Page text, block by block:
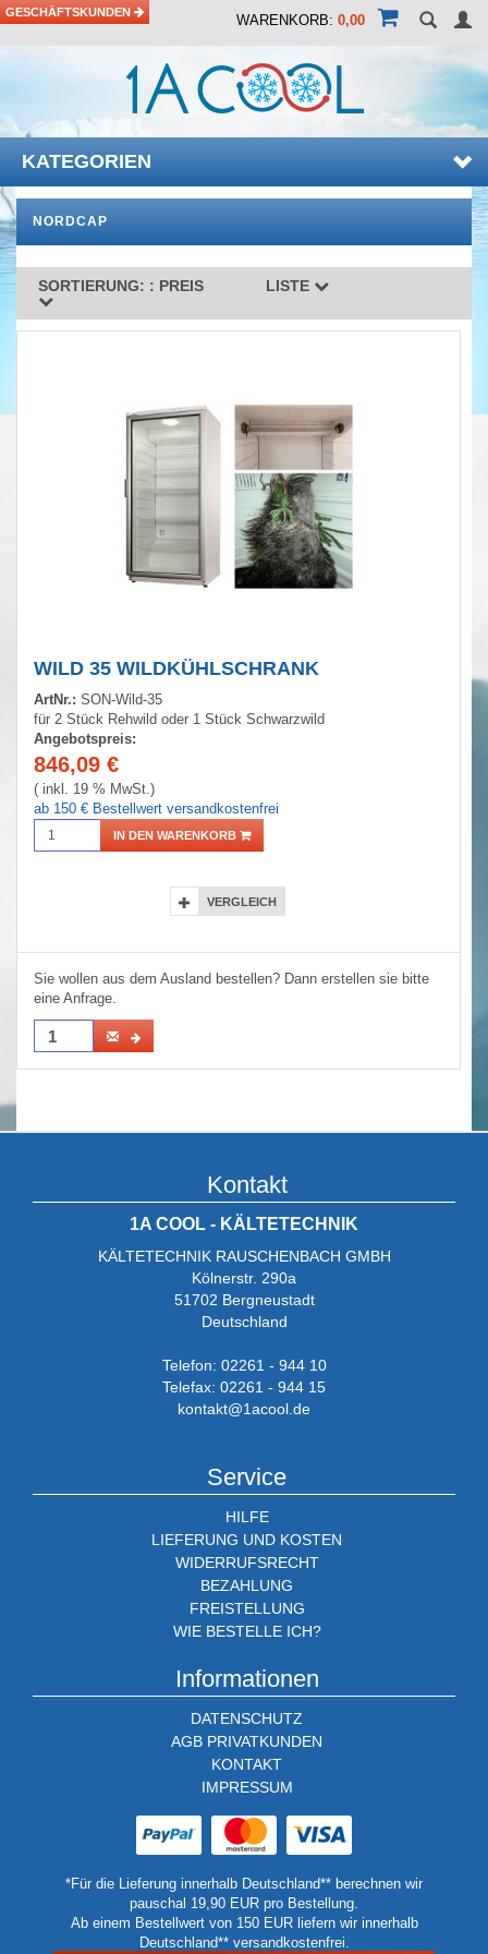
GESCHÄFTSKUNDEN WARENKORB: 0,00
KATEGORIEN
NORDCAP
SORTIERUNG: : PREIS LISTE
WILD 35 WILDKÜHLSCHRANK
ArtNr.: SON-Wild-35
für 2 Stück Rehwild oder 1 Stück Schwarzwild
Angebotspreis:
846,09 €
( inkl. 19 % MwSt.)
ab 150 € Bestellwert versandkostenfrei
IN DEN WARENKORB
VERGLEICH
Sie wollen aus dem Ausland bestellen? Dann erstellen sie bitte
eine Anfrage.
Kontakt
1A COOL - KÄLTETECHNIK
KÄLTETECHNIK RAUSCHENBACH GMBH
Kölnerstr. 290a
51702 Bergneustadt
Deutschland
Telefon: 02261 - 944 10
Telefax: 02261 - 944 15
kontakt@1acool.de
Service
HILFE
LIEFERUNG UND KOSTEN
WIDERRUFSRECHT
BEZAHLUNG
FREISTELLUNG
WIE BESTELLE ICH?
Informationen
DATENSCHUTZ
AGB PRIVATKUNDEN
KONTAKT
IMPRESSUM
*Für die Lieferung innerhalb Deutschland** berechnen wir
pauschal 19,90 EUR pro Bestellung.
Ab einem Bestellwert von 150 EUR liefern wir innerhalb
Deutschland** versandkostenfrei.